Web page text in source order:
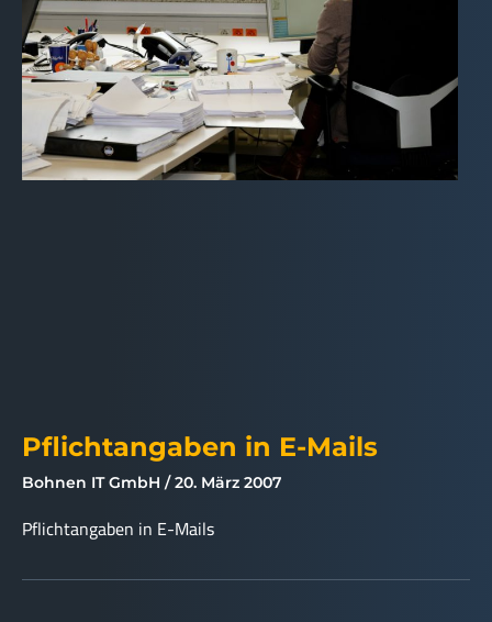
Pflichtangaben in E-Mails
Bohnen IT GmbH 20. März 2007
Pflichtangaben in E-Mails